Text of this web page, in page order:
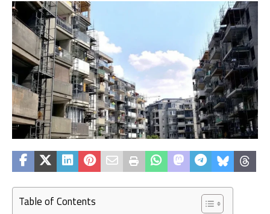
Table of Contents